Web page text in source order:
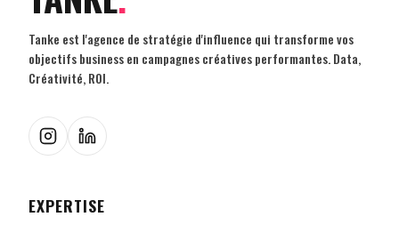
Tanke est l'agence de stratégie d'influence qui transforme vos
objectifs business en campagnes créatives performantes. Data,
Créativité, ROI.
EXPERTISE